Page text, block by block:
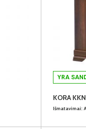
YRA
Išmatavimai: